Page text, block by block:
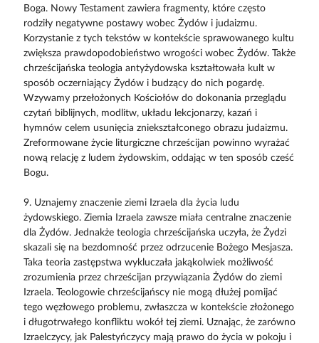
Boga. Nowy Testament zawiera fragmenty, które często
rodziły negatywne postawy wobec Żydów i judaizmu.
Korzystanie z tych tekstów w kontekście sprawowanego kultu
zwiększa prawdopodobieństwo wrogości wobec Żydów. Także
chrześcijańska teologia antyżydowska kształtowała kult w
sposób oczerniający Żydów i budzący do nich pogardę.
Wzywamy przełożonych Kościołów do dokonania przeglądu
czytań biblijnych, modlitw, układu lekcjonarzy, kazań i
hymnów celem usunięcia zniekształconego obrazu judaizmu.
Zreformowane życie liturgiczne chrześcijan powinno wyrażać
nową relację z ludem żydowskim, oddając w ten sposób cześć
Bogu.
9. Uznajemy znaczenie ziemi Izraela dla życia ludu
żydowskiego. Ziemia Izraela zawsze miała centralne znaczenie
dla Żydów. Jednakże teologia chrześcijańska uczyła, że Żydzi
skazali się na bezdomność przez odrzucenie Bożego Mesjasza.
Taka teoria zastępstwa wykluczała jakąkolwiek możliwość
zrozumienia przez chrześcijan przywiązania Żydów do ziemi
Izraela. Teologowie chrześcijańscy nie mogą dłużej pomijać
tego węzłowego problemu, zwłaszcza w kontekście złożonego
i długotrwałego konfliktu wokół tej ziemi. Uznając, że zarówno
Izraelczycy, jak Palestyńczycy mają prawo do życia w pokoju i